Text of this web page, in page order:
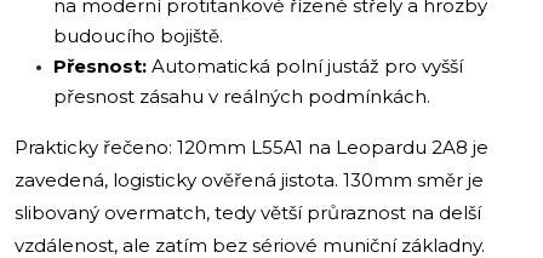
na moderní protitankové řízené střely a hrozby
budoucího bojiště.
Přesnost: Automatická polní justáž pro vyšší
přesnost zásahu v reálných podmínkách.
Prakticky řečeno: 120mm L55A1 na Leopardu 2A8 je
zavedená, logisticky ověřená jistota. 130mm směr je
slibovaný overmatch, tedy větší průraznost na delší
vzdálenost, ale zatím bez sériové muniční základny.